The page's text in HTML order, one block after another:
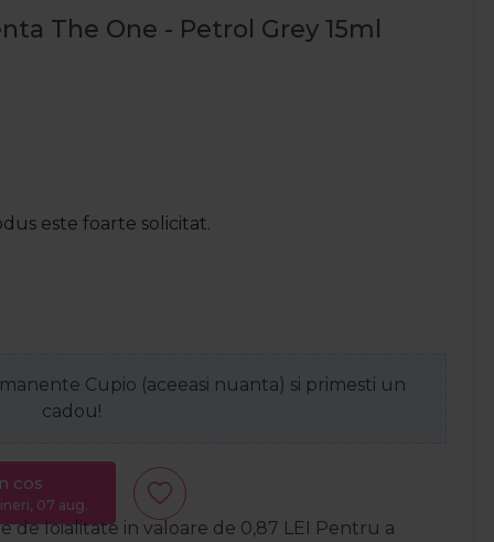
The One - Petrol Grey 15ml
este foarte solicitat.
Cupio (aceeasi nuanta) si primesti un
cadou!
cos
07 aug.
de loialitate in valoare de 0,87 LEI Pentru a